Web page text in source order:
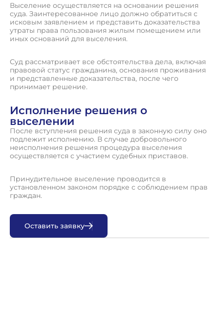
Выселение осуществляется на основании решения
суда. Заинтересованное лицо должно обратиться с
исковым заявлением и представить доказательства
утраты права пользования жилым помещением или
иных оснований для выселения.
Суд рассматривает все обстоятельства дела, включая
правовой статус гражданина, основания проживания
и представленные доказательства, после чего
принимает решение.
Исполнение решения о
выселении
После вступления решения суда в законную силу оно
подлежит исполнению. В случае добровольного
неисполнения решения процедура выселения
осуществляется с участием судебных приставов.
Принудительное выселение проводится в
установленном законом порядке с соблюдением прав
граждан.
Оставить заявку